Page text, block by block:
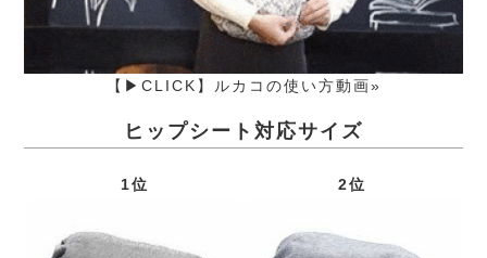
【▶CLICK】ルカコの使い方動画»
ヒップシート対応サイズ
1位 2位